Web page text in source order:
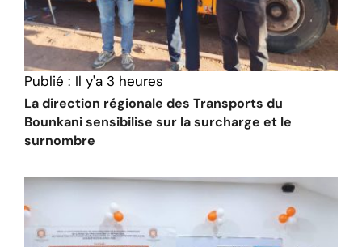
Publié : Il y'a 3 heures
La direction régionale des Transports du
Bounkani sensibilise sur la surcharge et le
surnombre